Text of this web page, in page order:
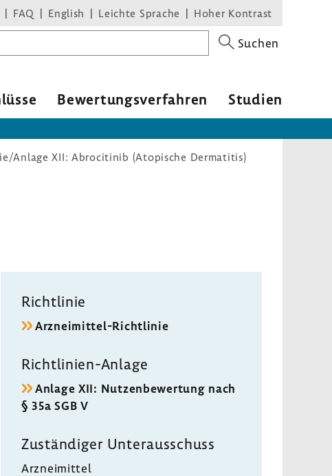
FAQ English Leichte Sprache Hoher Kontrast
Suchen
Bewer­tungs­ver­fahren Studien
Anlage XII: Abrocitinib (Atopische Dermatitis)
Richt­linie
Arzneimittel-​Richtlinie
Richtlinien-​Anlage
Anlage XII: Nutzen­be­wer­tung nach
§ 35a SGB V
Zustän­diger Unter­aus­schuss
Arznei­mittel